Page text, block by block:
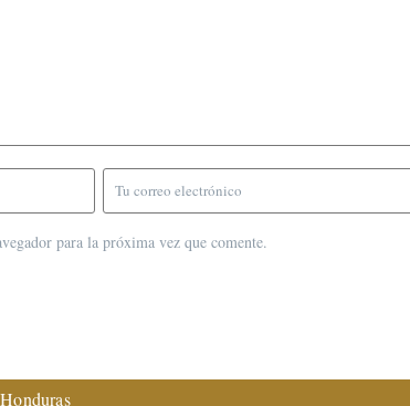
para la próxima vez que comente.